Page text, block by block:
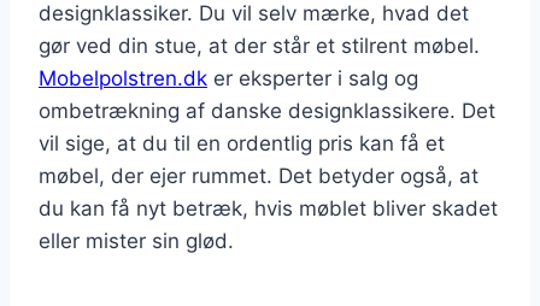
designklassiker. Du vil selv mærke, hvad det
gør ved din stue, at der står et stilrent møbel.
Mobelpolstren.dk er eksperter i salg og
ombetrækning af danske designklassikere. Det
vil sige, at du til en ordentlig pris kan få et
møbel, der ejer rummet. Det betyder også, at
du kan få nyt betræk, hvis møblet bliver skadet
eller mister sin glød.